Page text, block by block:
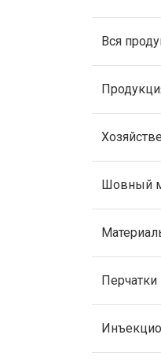
Вся
Шовный